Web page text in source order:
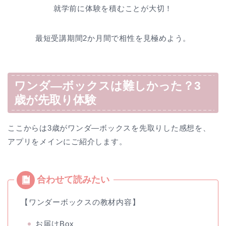
就学前に体験を積むことが大切！
最短受講期間2か月間で相性を見極めよう。
ワンダ―ボックスは難しかった？3
歳が先取り体験
ここからは3歳がワンダ―ボックスを先取りした感想を、
アプリをメインにご紹介します。
【ワンダーボックスの教材内容】
お届けBox